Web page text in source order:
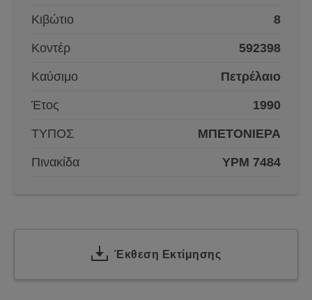
Κιβώτιο 8
Κοντέρ 592398
Καύσιμο Πετρέλαιο
Έτος 1990
ΤΥΠΟΣ ΜΠΕΤΟΝΙΕΡΑ
Πινακίδα YPM 7484
Έκθεση Εκτίμησης